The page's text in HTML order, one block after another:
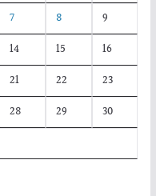
7 8
9
14 15
16
21 22
23
28 29
30